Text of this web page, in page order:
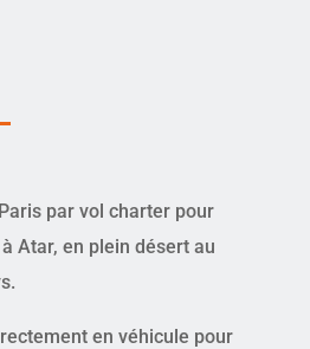
par vol charter pour
Atar, en plein désert au
en véhicule pour